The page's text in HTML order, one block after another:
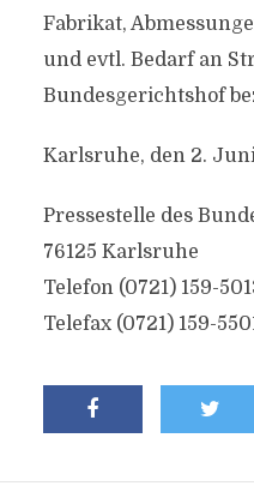
Fabrikat,
und evtl. Bedarf an
Bundesgerichtshof
Karlsruhe, den 2.
Pressestelle des
76125 Karlsruhe
Telefon (0721) 159-
Telefax (0721) 159-